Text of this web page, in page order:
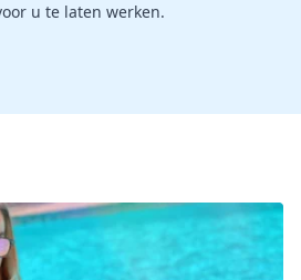
u te laten werken.